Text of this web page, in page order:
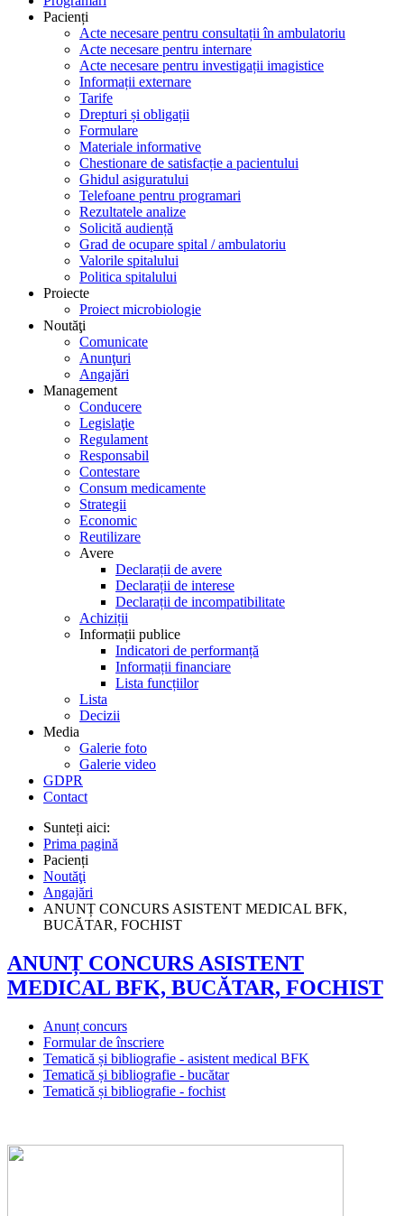
Pacienți
Acte necesare pentru consultații în ambulatoriu
Acte necesare pentru internare
Acte necesare pentru investigații imagistice
Informații externare
Tarife
Drepturi și obligații
Formulare
Materiale informative
Chestionare de satisfacție a pacientului
Ghidul asiguratului
Telefoane pentru programari
Rezultatele analize
Solicită audiență
Grad de ocupare spital / ambulatoriu
Valorile spitalului
Politica spitalului
Proiecte
Proiect microbiologie
Noutăţi
Comunicate
Anunţuri
Angajări
Management
Conducere
Legislaţie
Regulament
Responsabil
Contestare
Consum medicamente
Strategii
Economic
Reutilizare
Avere
Declarații de avere
Declarații de interese
Declarații de incompatibilitate
Achiziții
Informații publice
Indicatori de performanță
Informații financiare
Lista funcțiilor
Lista
Decizii
Media
Galerie foto
Galerie video
GDPR
Contact
Sunteți aici:
Prima pagină
Pacienți
Noutăţi
Angajări
ANUNȚ CONCURS ASISTENT MEDICAL BFK,
BUCĂTAR, FOCHIST
ANUNȚ CONCURS ASISTENT
MEDICAL BFK, BUCĂTAR, FOCHIST
Anunț concurs
Formular de înscriere
Tematică și bibliografie - asistent medical BFK
Tematică și bibliografie - bucătar
Tematică și bibliografie - fochist